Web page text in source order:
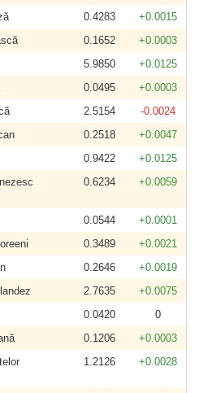
0.4283
+0.0015
0.1652
+0.0003
5.9850
+0.0125
0.0495
+0.0003
2.5154
-0.0024
0.2518
+0.0047
0.9422
+0.0125
0.6234 +0.0059
0.0544
+0.0001
0.3489
+0.0021
0.2646
+0.0019
2.7635
+0.0075
0.0420
0
0.1206
+0.0003
1.2126 +0.0028